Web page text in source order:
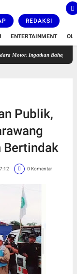
REDAKSI
ENTERTAINMENT
Bahaya Ugal-ugalan dan
Publik,
Bertindak
0 Komentar